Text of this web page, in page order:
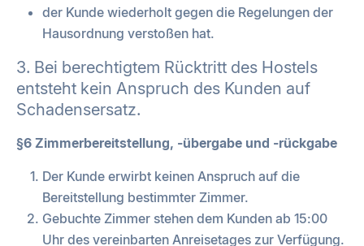
der Kunde wiederholt gegen die Regelungen der
Hausordnung verstoßen hat.
3. Bei berechtigtem Rücktritt des Hostels
entsteht kein Anspruch des Kunden auf
Schadensersatz.
§6 Zimmerbereitstellung, -übergabe und -rückgabe
Der Kunde erwirbt keinen Anspruch auf die
Bereitstellung bestimmter Zimmer.
Gebuchte Zimmer stehen dem Kunden ab 15:00
Uhr des vereinbarten Anreisetages zur Verfügung.